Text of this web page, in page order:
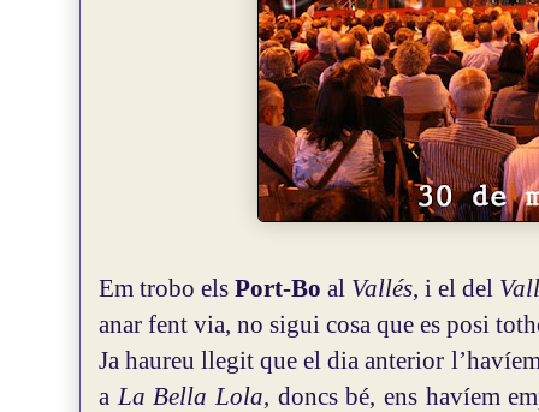
Em trobo els Port-Bo al Vallés, i el del
anar fent via, no sigui cosa que es posi
Ja haureu llegit que el dia anterior
aLa Bella Lola, doncs bé, ens havíem